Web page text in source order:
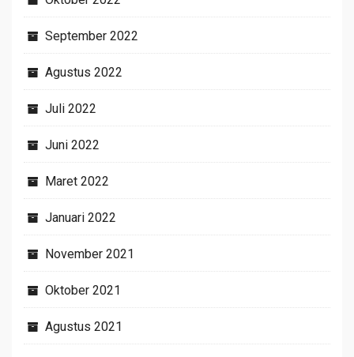
September 2022
Agustus 2022
Juli 2022
Juni 2022
Maret 2022
Januari 2022
November 2021
Oktober 2021
Agustus 2021